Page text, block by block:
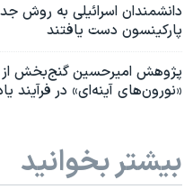
دانشمندان اسرائیلی به روش
پارکینسون دست یافتند
پژوهش امیرحسین گنج‌بخش از
«نورون‌های آینه‌ای» در فرآیند
بیشتر بخوانید